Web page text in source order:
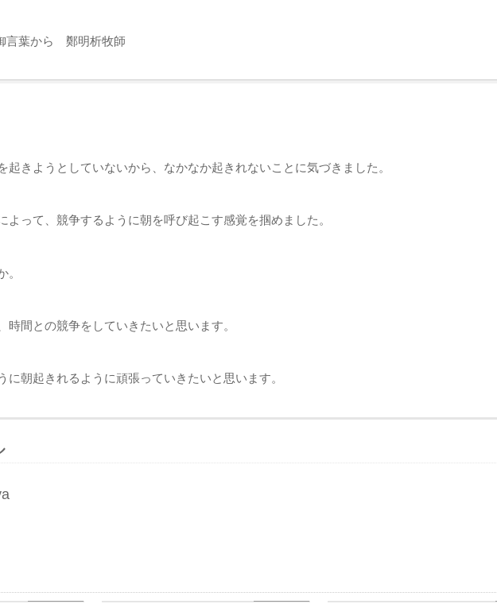
言葉から 鄭明析牧師
起きようとしていないから、なかなか起きれないことに気づきました。
よって、競争するように朝を呼び起こす感覚を掴めました。
。
時間との競争をしていきたいと思います。
に朝起きれるように頑張っていきたいと思います。